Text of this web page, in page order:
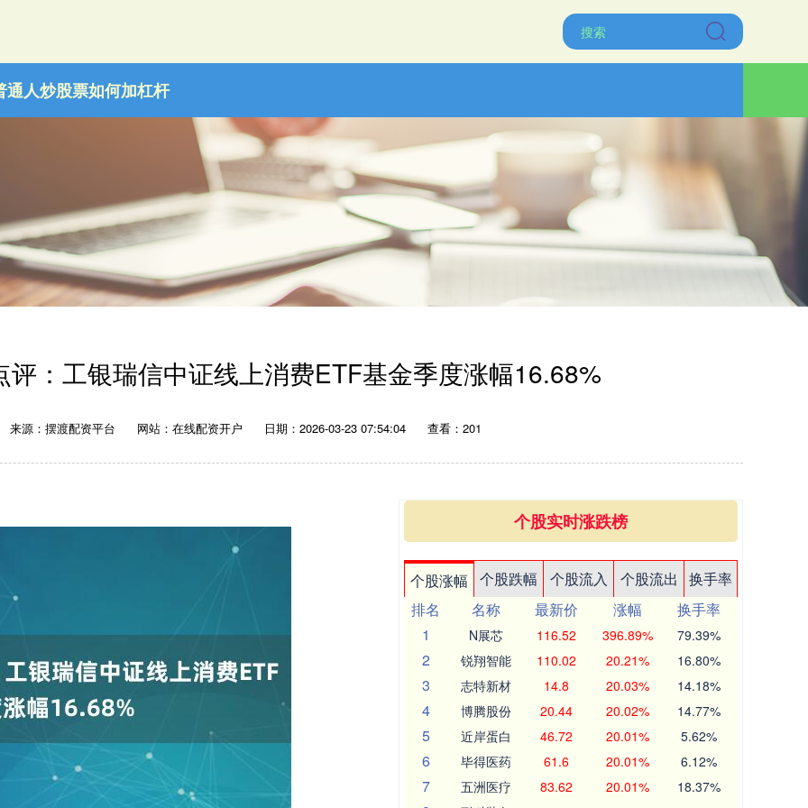
通人炒股票如何加杠杆
评：工银瑞信中证线上消费ETF基金季度涨幅16.68%
来源：摆渡配资平台 网站：在线配资开户 日期：2026-03-23 07:54:04 查看：201
个股实时涨跌榜
个股涨幅 个股跌幅 个股流入 个股流出
换手率
排名
名称 最新价 涨幅
换手率
1
N展芯 116.52 396.89% 79.39%
2 锐翔智能 110.02 20.21% 16.80%
3 志特新材 14.8 20.03% 14.18%
4 博腾股份 20.44 20.02% 14.77%
5 近岸蛋白 46.72 20.01% 5.62%
6 毕得医药 61.6 20.01% 6.12%
7 五洲医疗 83.62 20.01% 18.37%